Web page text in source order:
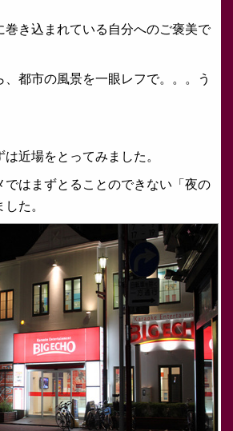
巻き込まれている自分へのご褒美で
都市の風景を一眼レフで。。。う
近場をとってみました。
ではまずとることのできない「夜の
た。